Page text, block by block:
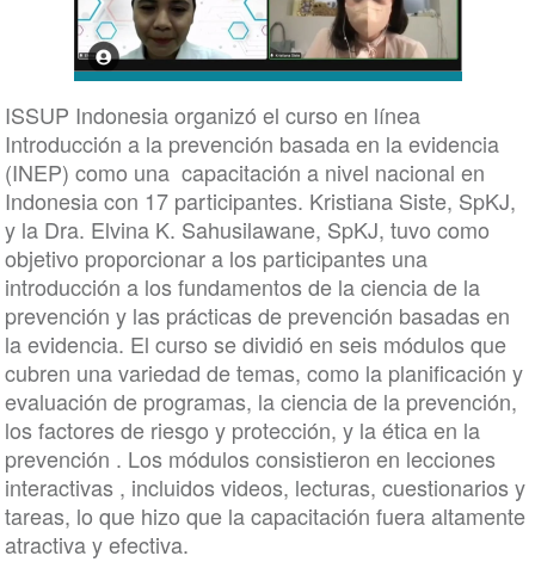
ISSUP Indonesia organizó el curso en línea
Introducción a la prevención basada en la evidencia
(INEP) como una capacitación a nivel nacional en
Indonesia con 17 participantes. Kristiana Siste, SpKJ,
y la Dra. Elvina K. Sahusilawane, SpKJ, tuvo como
objetivo proporcionar a los participantes una
introducción a los fundamentos de la ciencia de la
prevención y las prácticas de prevención basadas en
la evidencia. El curso se dividió en seis módulos que
cubren una variedad de temas, como la planificación y
evaluación de programas, la ciencia de la prevención,
los factores de riesgo y protección, y la ética en la
prevención . Los módulos consistieron en lecciones
interactivas , incluidos videos, lecturas, cuestionarios y
tareas, lo que hizo que la capacitación fuera altamente
atractiva y efectiva.